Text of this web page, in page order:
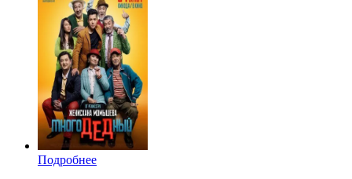
Подробнее